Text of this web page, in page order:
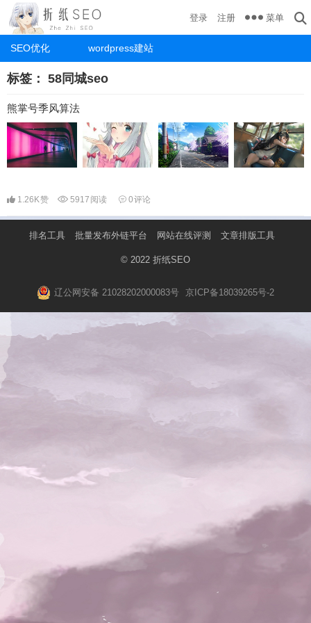
SEO优化 wordpress建站
登录 注册 菜单
标签： 58同城seo
熊掌号季风算法
1.26K赞 5917 阅读 0评论
排名工具 批量发布外链平台 网站在线评测 文章排版工具
© 2022 折纸SEO
辽公网安备 21028202000083号 京ICP备18039265号-2